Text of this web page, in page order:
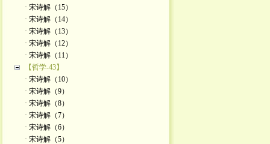
· 宋诗解（15）
· 宋诗解（14）
· 宋诗解（13）
· 宋诗解（12）
· 宋诗解（11）
【哲学-43】
· 宋诗解（10）
· 宋诗解（9）
· 宋诗解（8）
· 宋诗解（7）
· 宋诗解（6）
· 宋诗解（5）